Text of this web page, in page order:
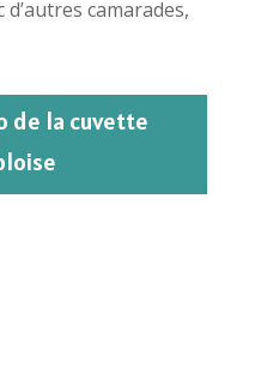
camarades,
de la cuvette